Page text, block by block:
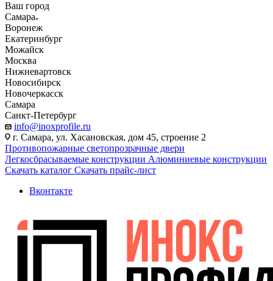
Ваш город
Самара
Воронеж
Екатеринбург
Можайск
Москва
Нижневартовск
Новосибирск
Новочеркасск
Самара
Санкт-Петербург
info@inoxprofile.ru
г. Самара, ул. Хасановская, дом 45, строение 2
Противопожарные светопрозрачные двери
Легкосбрасываемые конструкции Алюминиевые конструкции
Скачать каталог Скачать прайс-лист
Вконтакте